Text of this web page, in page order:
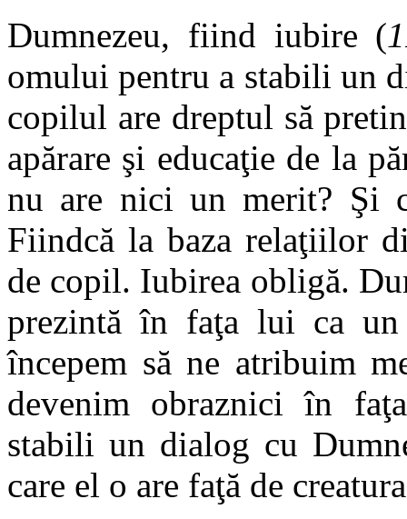
Dumnezeu, fiind iubire (
omului pentru a stabili un
copilul are dreptul să
apărare şi educaţie de la
nu are nici un merit? Şi
Fiindcă la baza relaţiilor
de copil. Iubirea obligă.
prezintă în faţa lui ca
începem să ne atribuim
devenim obraznici în
stabili un dialog cu
care el o are faţă de